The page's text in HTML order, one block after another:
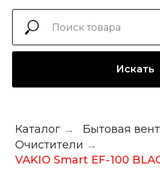
Искать
Каталог → Бытовая
Очистители →
VAKIO Smart EF-100